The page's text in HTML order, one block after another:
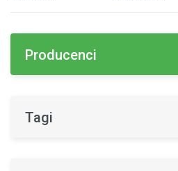
Producenci
Tagi